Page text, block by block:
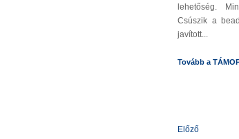
lehetőség.
Csúszik a
javított...
Tovább a
Előző